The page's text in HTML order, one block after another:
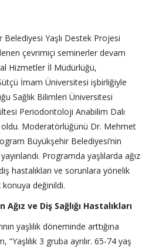
Yaşlı Destek Projesi
çevrimiçi seminerler devam
Hizmetler İl Müdürlüğü,
İmam Üniversitesi işbirliğiyle
Sağlık Bilimleri Üniversitesi
Periodontoloji Anabilim Dalı
Moderatörlüğünü Dr. Mehmet
Büyükşehir Belediyesi’nin
Programda yaşlılarda ağız
hastalıkları ve sorunlara yönelik
değinildi.
ve Diş Sağlığı Hastalıkları
yaşlılık döneminde arttığına
3 gruba ayrılır. 65-74 yaş